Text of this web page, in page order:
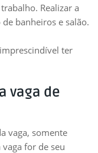
Realizar a
banheiros e salão.
imprescindível ter
vaga de
vaga, somente
for de seu